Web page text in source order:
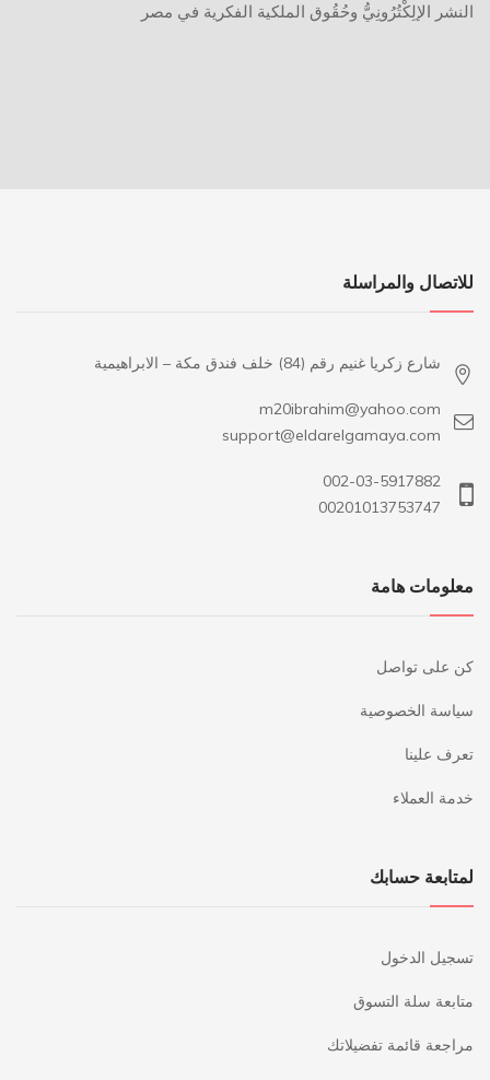
النشر الإلِكْتُرُونِيُّ وحُقُوق الملكية الفكرية في مصر
للاتصال والمراسلة
شارع زكريا غنيم رقم (84) خلف فندق مكة – الابراهيمية
m20ibrahim@yahoo.com
support@eldarelgamaya.com
002-03-5917882
00201013753747
معلومات هامة
كن على تواصل
سياسة الخصوصية
تعرف علينا
خدمة العملاء
لمتابعة حسابك
تسجيل الدخول
متابعة سلة التسوق
مراجعة قائمة تفضيلاتك